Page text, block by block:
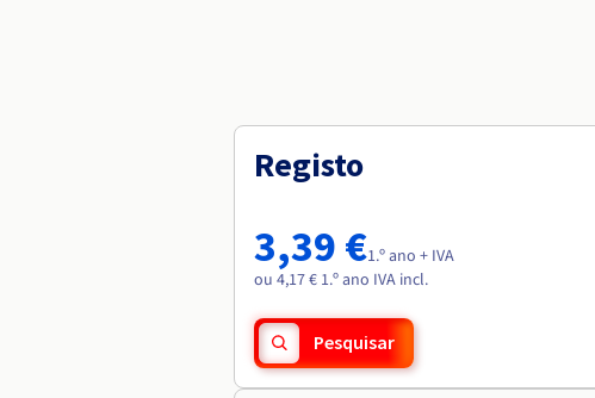
Registo
3,39 €1.º ano + IVA
ou 4,17 € 1.º ano IVA incl.
Pesquisar